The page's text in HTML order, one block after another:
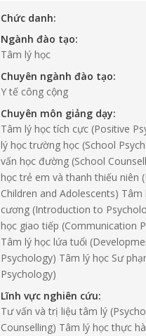
Chức danh:
Ngành đào tạo:
Tâm lý học
Chuyên ngành đào tạo:
Y tế công cộng
Chuyên môn giảng dạy:
Tâm lý học tích cực (Positive
lý học trường học (School
vấn học đường (School
học trẻ em và thanh thiếu niên
Children and Adolescents) Tâm
cương (Introduction to
học giao tiếp (Communication
Tâm lý học lứa tuổi
Psychology) Tâm lý học Sư
Psychology)
Lĩnh vực nghiên cứu:
Tư vấn và trị liệu tâm lý
Counselling) Tâm lý học thực